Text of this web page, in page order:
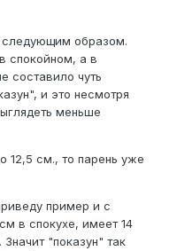
следующим образом.
спокойном, а в
составило чуть
и это несмотря
меньше
12,5 см., то парень уже
пример и с
в спокухе, имеет 14
"показун" так